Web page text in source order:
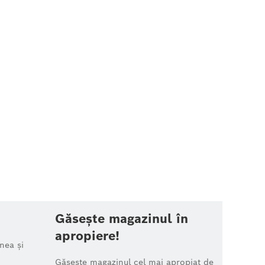
și
Găsește magazinul în
apropiere!
Găsește magazinul cel mai apropiat de